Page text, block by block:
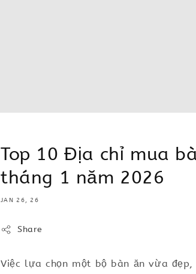
Top 10 Địa chỉ mua
tháng 1 năm 2026
JAN 26, 26
Share
Việc lựa chọn một bộ bàn ăn vừa